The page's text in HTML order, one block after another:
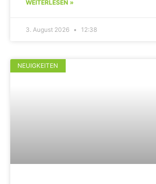
WEITERLESEN »
3. August 2026 12:38
NEUIGKEITEN